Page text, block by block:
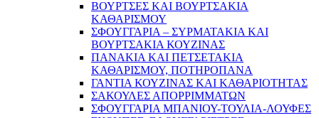
ΒΟΥΡΤΣΕΣ ΚΑΙ ΒΟΥΡΤΣΑΚΙΑ
ΚΑΘΑΡΙΣΜΟΥ
ΣΦΟΥΓΓΑΡΙΑ – ΣΥΡΜΑΤΑΚΙΑ ΚΑΙ
ΒΟΥΡΤΣΑΚΙΑ ΚΟΥΖΙΝΑΣ
ΠΑΝΑΚΙΑ ΚΑΙ ΠΕΤΣΕΤΑΚΙΑ
ΚΑΘΑΡΙΣΜΟΥ, ΠΟΤΗΡΟΠΑΝΑ
ΓΑΝΤΙΑ ΚΟΥΖΙΝΑΣ ΚΑΙ ΚΑΘΑΡΙΟΤΗΤΑΣ
ΣΑΚΟΥΛΕΣ ΑΠΟΡΡΙΜΜΑΤΩΝ
ΣΦΟΥΓΓΑΡΙΑ ΜΠΑΝΙΟΥ-ΤΟΥΛΙΑ-ΛΟΥΦΕΣ